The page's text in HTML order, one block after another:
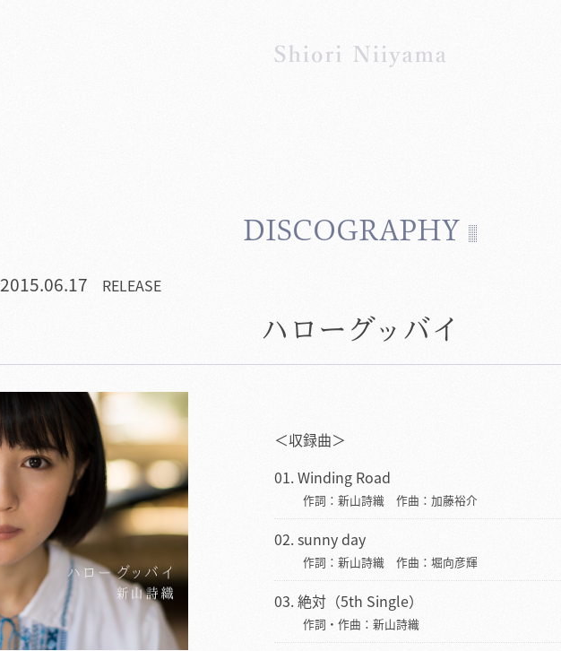
DISCOGRAPHY
2015.06.17 RELEASE
ハローグッバイ
＜収録曲＞
Winding Road
作詞：新山詩織 作曲：加藤裕介
sunny day
作詞：新山詩織 作曲：堀向彦輝
絶対（5th Single）
作詞・作曲：新山詩織